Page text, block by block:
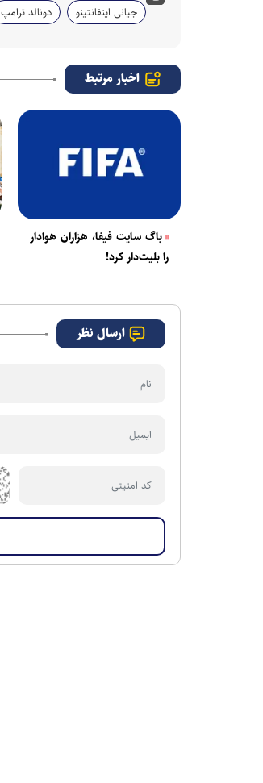
جیانی اینفانتینو
دونالد ترامپ
اخبار مرتبط
باگ سایت فیفا، هزاران هوادار
را بلیت‌دار کرد!
ارسال نظر